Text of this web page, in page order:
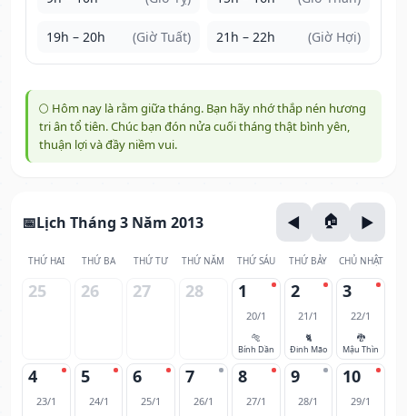
19h – 20h (Giờ Tuất) 21h – 22h (Giờ Hợi)
🌕 Hôm nay là rằm giữa tháng. Bạn hãy nhớ thắp nén hương
tri ân tổ tiên. Chúc bạn đón nửa cuối tháng thật bình yên,
thuận lợi và đầy niềm vui.
Lịch Tháng 3 Năm 2013
THỨ HAI THỨ BA THỨ TƯ THỨ NĂM THỨ SÁU THỨ BẢY CHỦ NHẬT
25 26 27 28 1
20/1
🐅
Bính Dần
2
21/1
🐈
Đinh Mão
3
22/1
🐉
Mậu Thìn
4
23/1
5
24/1
6
25/1
7
26/1
8
27/1
9
28/1
10
29/1